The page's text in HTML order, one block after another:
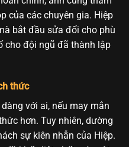
của các chuyên gia. Hiệp
bắt đầu sửa đổi cho phù
cho đội ngũ đã thành lập
thức
với ai, nếu may mắn
hơn. Tuy nhiên, dường
sự kiên nhẫn của Hiệp.